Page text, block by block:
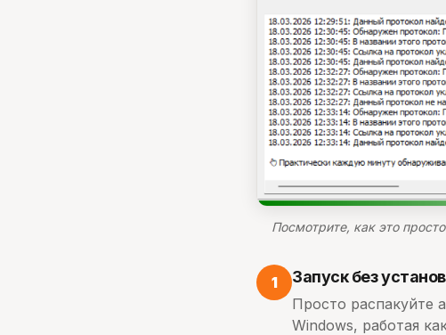
Посмотрите, как это
1 Запуск без
Просто распакуйте
Windows, работая